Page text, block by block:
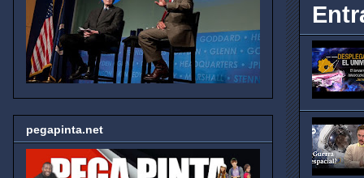
pegapinta.net